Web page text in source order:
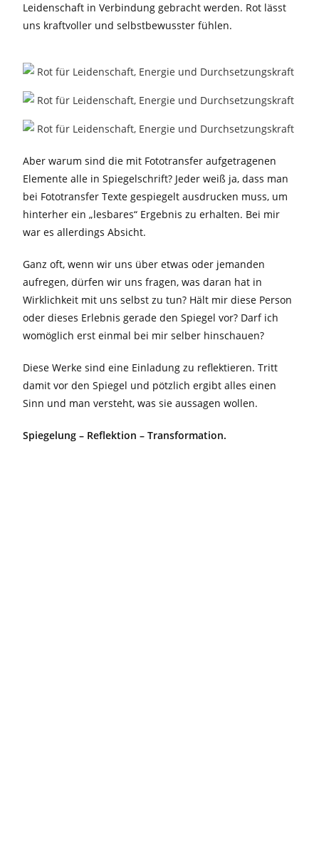
Leidenschaft in Verbindung gebracht werden. Rot lässt
uns kraftvoller und selbstbewusster fühlen.
Aber warum sind die mit Fototransfer aufgetragenen
Elemente alle in Spiegelschrift? Jeder weiß ja, dass man
bei Fototransfer Texte gespiegelt ausdrucken muss, um
hinterher ein „lesbares“ Ergebnis zu erhalten. Bei mir
war es allerdings Absicht.
Ganz oft, wenn wir uns über etwas oder jemanden
aufregen, dürfen wir uns fragen, was daran hat in
Wirklichkeit mit uns selbst zu tun? Hält mir diese Person
oder dieses Erlebnis gerade den Spiegel vor? Darf ich
womöglich erst einmal bei mir selber hinschauen?
Diese Werke sind eine Einladung zu reflektieren. Tritt
damit vor den Spiegel und pötzlich ergibt alles einen
Sinn und man versteht, was sie aussagen wollen.
Spiegelung – Reflektion – Transformation.